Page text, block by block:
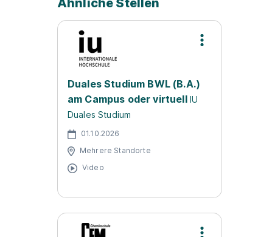
Ähnliche Stellen
Duales Studium BWL (B.A.)
am Campus oder virtuell IU
Duales Studium
01.10.2026
Mehrere Standorte
Video